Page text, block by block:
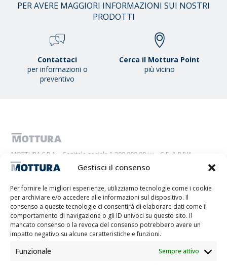
Gestisci il consenso
Per fornire le migliori esperienze, utilizziamo tecnologie come i cookie
per archiviare e/o accedere alle informazioni sul dispositivo. Il
consenso a queste tecnologie ci consentirà di elaborare dati come il
comportamento di navigazione o gli ID univoci su questo sito. Il
mancato consenso o la revoca del consenso potrebbero avere un
impatto negativo su alcune caratteristiche e funzioni.
Funzionale Sempre attivo
01
/
38
PER AVERE MAGGIORI INFORMAZIONI SUI NOSTRI
PRODOTTI
Contattaci
per informazioni o
preventivo
Cerca il Mottura Point
più vicino
MOTTURA S.P.A. - Capitale sociale 1.300.000,00 i.v. - C.F. & P.IVA
IT01051980017 - Società a Socio Unico soggetta ad attività di direzione
e coordinamento da parte di Tescofin Srl
Whistleblowing
Lithos S.r.l.
Il progetto/l’intervento “Promuovere la transizione digitale del sistema imprenditoriale”
Misura – VOUCHER DIGITALIZZAZIONE PMI è stato realizzato grazie al co-finanziamento